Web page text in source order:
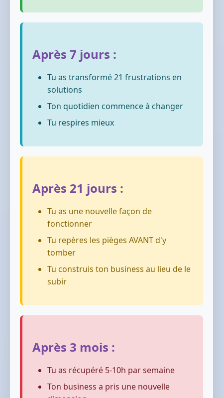
Après 7 jours :
Tu as transformé 21 frustrations en
solutions
Ton quotidien commence à changer
Tu respires mieux
Après 21 jours :
Tu as une nouvelle façon de
fonctionner
Tu repères les pièges AVANT d'y
tomber
Tu construis ton business au lieu de le
subir
Après 3 mois :
Tu as récupéré 5-10h par semaine
Ton business a pris une nouvelle